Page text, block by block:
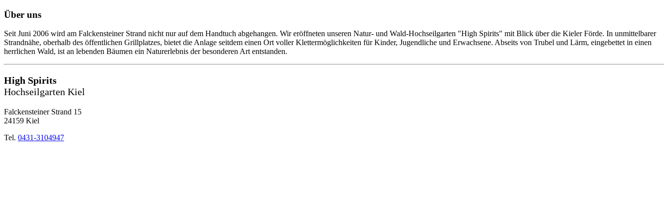
Über uns
Seit Juni 2006 wird am Falckensteiner Strand nicht nur auf dem Handtuch abgehangen. Wir eröffneten unseren Natur- und Wald-Hochseilgarten "High Spirits" mit Blick über die Kieler Förde. In unmittelbarer
Strandnähe, oberhalb des öffentlichen Grillplatzes, bietet die Anlage seitdem einen Ort voller Klettermöglichkeiten für Kinder, Jugendliche und Erwachsene. Abseits von Trubel und Lärm, eingebettet in einen
herrlichen Wald, ist an lebenden Bäumen ein Naturerlebnis der besonderen Art entstanden.
High Spirits
Hochseilgarten Kiel
Falckensteiner Strand 15
24159 Kiel
Tel. 0431-3104947